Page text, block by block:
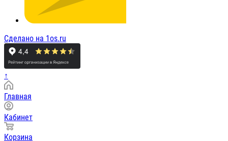
Сделано на 1os.ru
↑
Главная
Кабинет
Корзина